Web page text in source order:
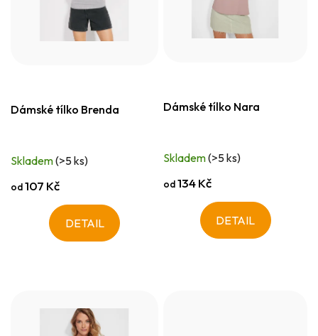
Dámské tílko Brenda
Skladem(>5 ks)
od107 Kč
DETAIL
Dámské tílko Nara
Skladem(>5 ks)
od134 Kč
DETAIL